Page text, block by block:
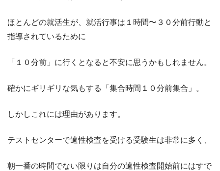
ほとんどの就活生が、就活行事は１時間〜３０分前行動と
指導されているために
「１０分前」に行くとなると不安に思うかもしれません。
確かにギリギリな気もする「集合時間１０分前集合」。
しかしこれには理由があります。
テストセンターで適性検査を受ける受験生は非常に多く、
朝一番の時間でない限りは自分の適性検査開始前にはすで